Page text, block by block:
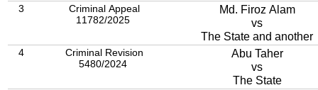
3
Criminal Appeal
11782/2025
Md. Firoz Alam
vs
The State and another
4
Criminal Revision
5480/2024
Abu Taher
vs
The State